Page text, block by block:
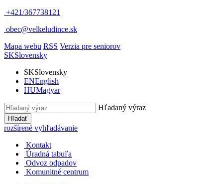
+421/367738121
obec@velkeludince.sk
Mapa webu RSS Verzia pre seniorov
SKSlovensky
SKSlovensky
ENEnglish
HUMagyar
Hľadaný výraz
Hľadať
rozšírené vyhľadávanie
Kontakt
Úradná tabuľa
Odvoz odpadov
Komunitné centrum